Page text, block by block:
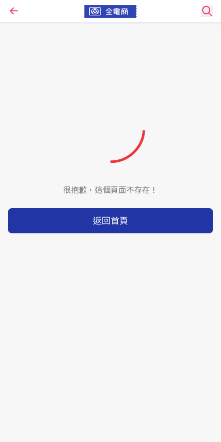
很抱歉，這個頁面不存在！
返回首頁